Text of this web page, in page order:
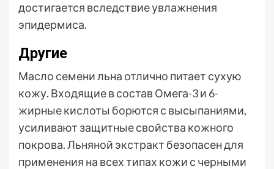
достигается вследствие увлажнения
эпидермиса.
Другие
Масло семени льна отлично питает сухую
кожу. Входящие в состав Омега-3 и 6-
жирные кислоты борются с высыпаниями,
усиливают защитные свойства кожного
покрова. Льняной экстракт безопасен для
применения на всех типах кожи с черными